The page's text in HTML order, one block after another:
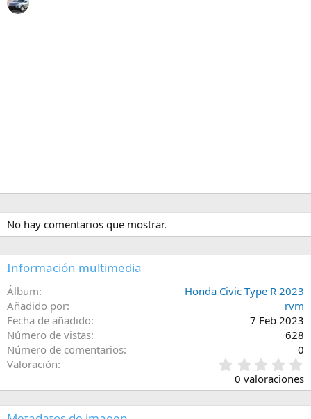
No hay comentarios que mostrar.
Información multimedia
Álbum
Honda Civic Type R 2023
Añadido por
rvm
Fecha de añadido
7 Feb 2023
Número de vistas
628
Número de comentarios
0
Valoración
,
0
0
0 valoraciones